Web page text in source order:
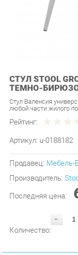
СТУЛ STOOL
Стул Валенсия
любой части жилого
Рейтинг:
Артикул: u-0188182
Продавец: Мебель-
Производитель:
Последняя цена:
-